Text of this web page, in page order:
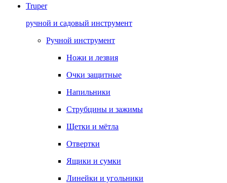
Truper
ручной и садовый инструмент
Ручной инструмент
Ножи и лезвия
Очки защитные
Напильники
Струбцины и зажимы
Щетки и мётла
Отвертки
Ящики и сумки
Линейки и угольники